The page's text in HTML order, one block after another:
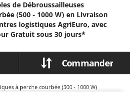
sur roues
pour tracteurs
de Débroussailleuses
(500 - 1000 W) en Livraison
logistiques AgriEuro, avec
Gratuit sous 30 jours*
Commander
à perche courbée (500 - 1000 W)